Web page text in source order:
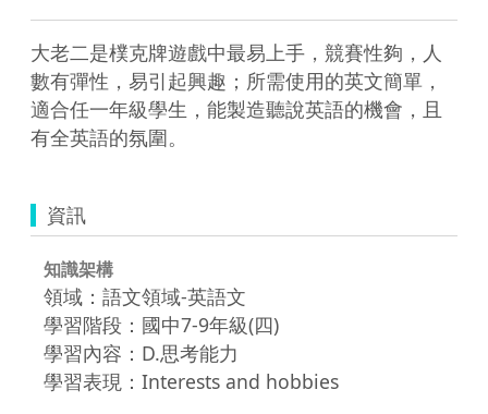
大老二是樸克牌遊戲中最易上手，競賽性夠，人
數有彈性，易引起興趣；所需使用的英文簡單，
適合任一年級學生，能製造聽說英語的機會，且
有全英語的氛圍。
資訊
知識架構
領域：語文領域-英語文
學習階段：國中7-9年級(四)
學習內容：D.思考能力
學習表現：Interests and hobbies